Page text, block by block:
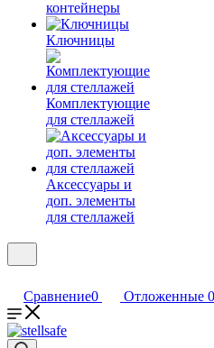
контейнеры
Ключницы
Комплектующие
для стеллажей
Аксессуары и
доп. элементы
для стеллажей
Сравнение0 Отложенные 0